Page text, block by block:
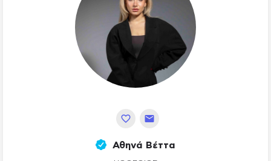
Αθηνά Βέττα